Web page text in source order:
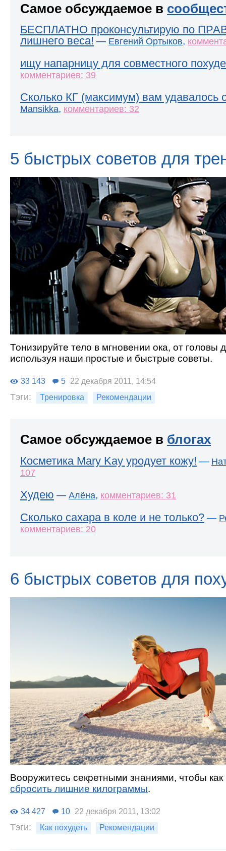
Самое обсуждаемое в
БЕСПЛАТНО проконсультирую по
лишнего веса! — Евгений Ортыков,
ищу напарницу для совместного
комментариев: 39
Сколько КГ (максимум) вам удавалось
Mansikka, комментариев: 32
5 быстрых советов для
Тонизируйте тело в мгновении ока, от головы
используя наши простые и быстрые советы.
33 143 5 22 декабря 2011, 14:54
Тэги: Тренировка Рекомендации
Самое обсуждаемое в блогах
Косметика Mary Kay уродует кожу! —
107
Худею — Алёна, комментариев: 31
Сколько сахара в коле и не только? —
комментариев: 20
6 быстрых советов для
Вооружитесь секретными знаниями, чтобы
сбросить лишние килограммы.
34 427 10 22 декабря 2011, 13:02
Тэги: Как похудеть Рекомендации